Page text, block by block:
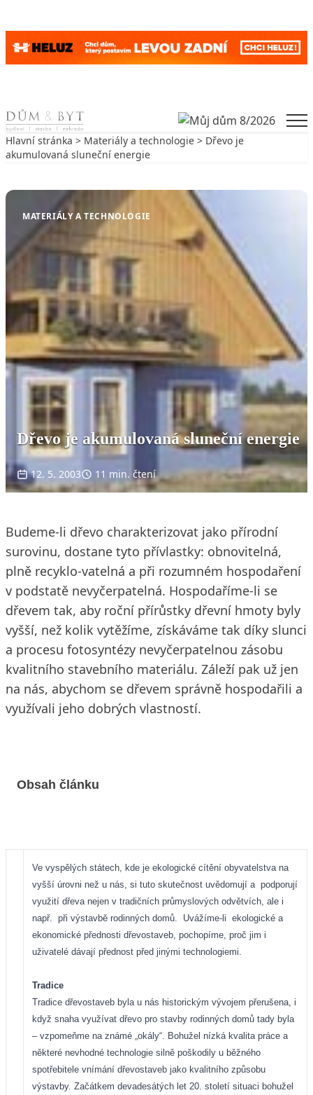
Skip to content
Hlavní stránka > Materiály a technologie > Dřevo je
akumulovaná sluneční energie
MATERIÁLY A TECHNOLOGIE
Dřevo je akumulovaná sluneční energie
12. 5. 2003 11 min. čtení
Budeme-li dřevo charakterizovat jako přírodní
surovinu, dostane tyto přívlastky: obnovitelná,
plně recyklo-vatelná a při rozumném hospodaření
v podstatě nevyčerpatelná. Hospodaříme-li se
dřevem tak, aby roční přírůstky dřevní hmoty byly
vyšší, než kolik vytěžíme, získáváme tak díky slunci
a procesu fotosyntézy nevyčerpatelnou zásobu
kvalitního stavebního materiálu. Záleží pak už jen
na nás, abychom se dřevem správně hospodařili a
využívali jeho dobrých vlastností.
Obsah článku
Ve vyspělých státech, kde je ekologické cítění obyvatelstva na
vyšší úrovni než u nás, si tuto skutečnost uvědomují a podporují
využití dřeva nejen v tradičních průmyslových odvětvích, ale i
např.
při výstavbě rodinných domů. Uvážíme-li ekologické a
ekonomické přednosti dřevostaveb, pochopíme, proč jim i
uživatelé dávají přednost před jinými technologiemi.
Tradice
Tradice dřevostaveb byla u nás historickým vývojem přerušena, i
když snaha využívat dřevo pro stavby rodinných domů tady byla
– vzpomeňme na známé „okály“. Bohužel nízká kvalita práce a
některé nevhodné technologie silně poškodily u běžného
spotřebitele vnímání dřevostaveb jako kvalitního způsobu
výstavby. Začátkem devadesátých let 20. století situaci bohužel